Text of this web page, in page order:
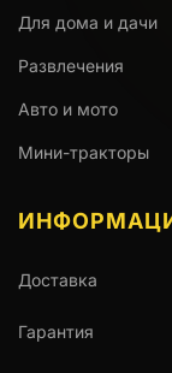
Для дома и дачи
Развлечения
Авто и мото
Мини-тракторы
Доставка
Гарантия